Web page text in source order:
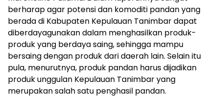
berharap agar potensi dan komoditi pandan yang
berada di Kabupaten Kepulauan Tanimbar dapat
diberdayagunakan dalam menghasilkan produk-
produk yang berdaya saing, sehingga mampu
bersaing dengan produk dari daerah lain. Selain itu
pula, menurutnya, produk pandan harus dijadikan
produk unggulan Kepulauan Tanimbar yang
merupakan salah satu penghasil pandan.